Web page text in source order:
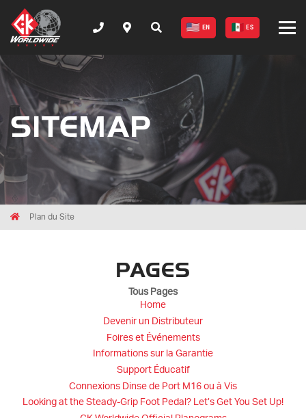
EN ES
SITEMAP
HomePlan du Site
PAGES
Tous Pages
Home
Devenir un Distributeur
Foires et Événements
Informations sur la Garantie
Support Éducatif
Connexions Dinse de Port M16 ou à Vis
Looking at the Steady-Grip Foot Pedal? Let’s Get You Set Up!